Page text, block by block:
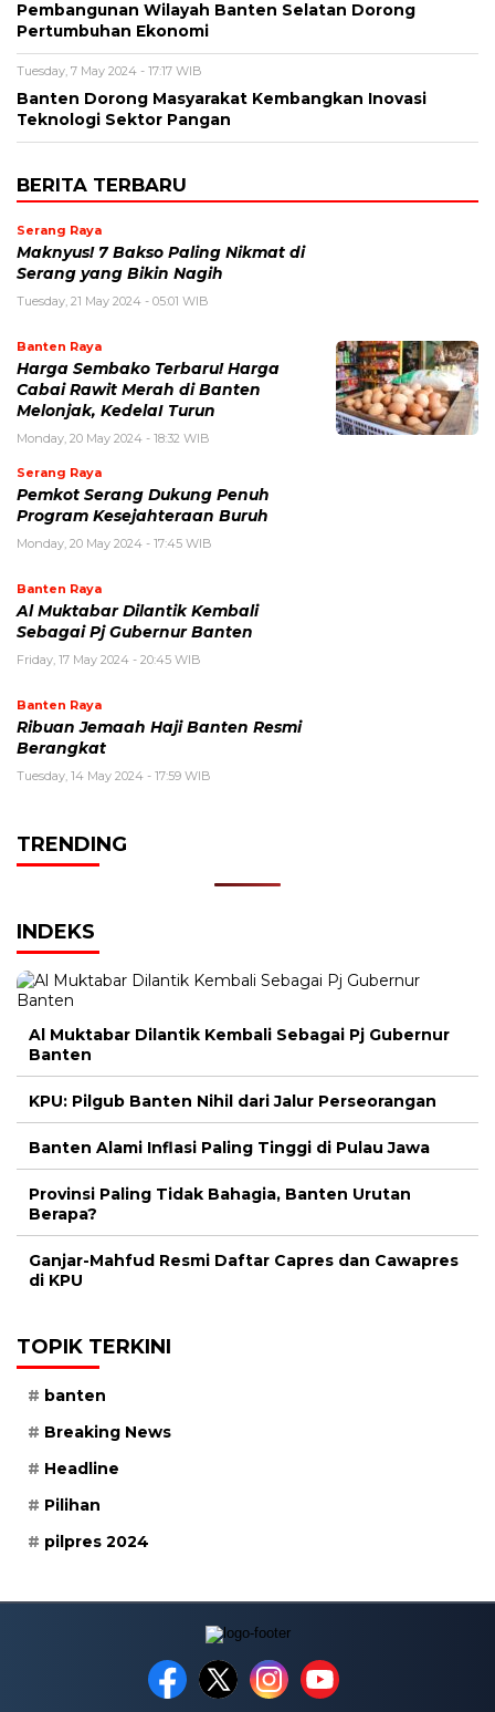
Pembangunan Wilayah Banten Selatan Dorong
Pertumbuhan Ekonomi
Tuesday, 7 May 2024 - 17:17 WIB
Banten Dorong Masyarakat Kembangkan Inovasi
Teknologi Sektor Pangan
BERITA TERBARU
Serang Raya
Maknyus! 7 Bakso Paling Nikmat di
Serang yang Bikin Nagih
Tuesday, 21 May 2024 - 05:01 WIB
Banten Raya
Harga Sembako Terbaru! Harga
Cabai Rawit Merah di Banten
Melonjak, KedelaI Turun
Monday, 20 May 2024 - 18:32 WIB
Serang Raya
Pemkot Serang Dukung Penuh
Program Kesejahteraan Buruh
Monday, 20 May 2024 - 17:45 WIB
Banten Raya
Al Muktabar Dilantik Kembali
Sebagai Pj Gubernur Banten
Friday, 17 May 2024 - 20:45 WIB
Banten Raya
Ribuan Jemaah Haji Banten Resmi
Berangkat
Tuesday, 14 May 2024 - 17:59 WIB
TRENDING
INDEKS
Al Muktabar Dilantik Kembali Sebagai Pj Gubernur
Banten
KPU: Pilgub Banten Nihil dari Jalur Perseorangan
Banten Alami Inflasi Paling Tinggi di Pulau Jawa
Provinsi Paling Tidak Bahagia, Banten Urutan
Berapa?
Ganjar-Mahfud Resmi Daftar Capres dan Cawapres
di KPU
TOPIK TERKINI
banten
Breaking News
Headline
Pilihan
pilpres 2024